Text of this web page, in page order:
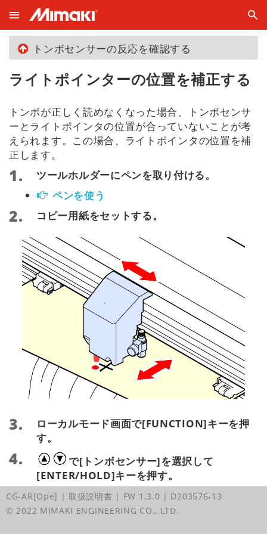
トンボセンサーの反応を確認する
ライトポインターの位置を補正する
トンボが正しく読めなくなった場合、
トンボセンサ
ーとライトポインタの位置が合っていないことが考
えられます。この場合、ライトポインタの位置を補
正します。
ツールホルダーにペンを取り付ける。
ペンを使う
コピー用紙をセットする。
ローカルモード画面で[FUNCTION]キーを押
す。
で[トンボセンサー]を選択して
[ENTER/HOLD]キーを押す。
で[ポインタオフセット]を選択して
[ENTER/HOLD]キーを押す。
CG-AR[Ope] | 取扱説明書 | FW 1.3.0 | D203576-13
© 2022 MIMAKI ENGINEERING CO., LTD.